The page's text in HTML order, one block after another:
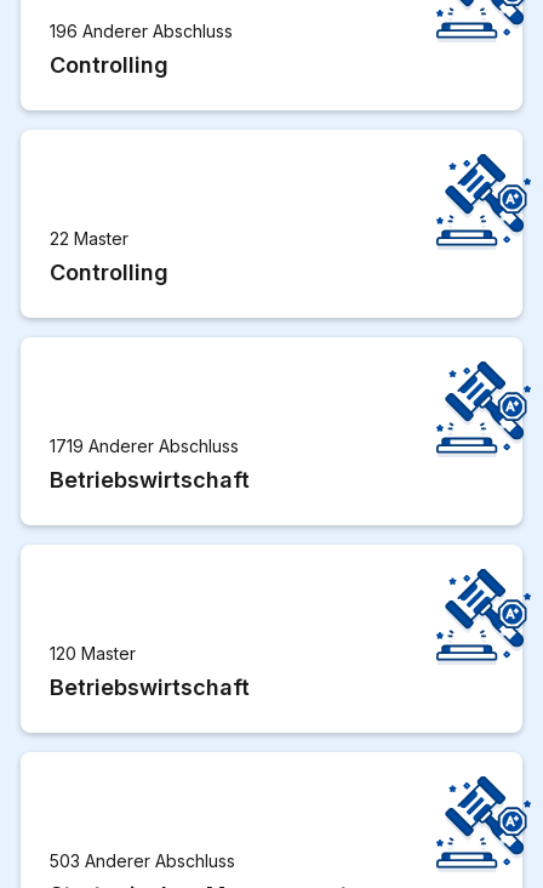
196 Anderer Abschluss
Controlling
22 Master
Controlling
1719 Anderer Abschluss
Betriebswirtschaft
120 Master
Betriebswirtschaft
503 Anderer Abschluss